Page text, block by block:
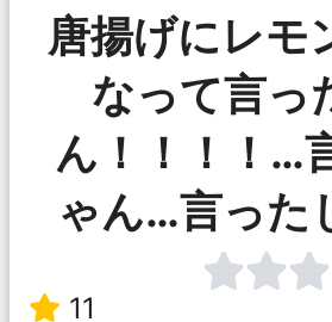
唐揚げにレモ
なって言っ
ん！！！！…
ゃん…言った
11